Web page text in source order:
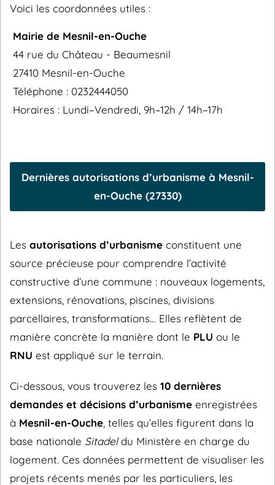
Voici les coordonnées utiles :
Mairie de Mesnil-en-Ouche
44 rue du Château - Beaumesnil
27410 Mesnil-en-Ouche
Téléphone : 0232444050
Horaires : Lundi–Vendredi, 9h–12h / 14h–17h
Dernières autorisations d’urbanisme à Mesnil-
en-Ouche (27330)
Les autorisations d’urbanisme constituent une
source précieuse pour comprendre l’activité
constructive d’une commune : nouveaux logements,
extensions, rénovations, piscines, divisions
parcellaires, transformations… Elles reflètent de
manière concrète la manière dont le PLU ou le
RNU est appliqué sur le terrain.
Ci-dessous, vous trouverez les 10 dernières
demandes et décisions d’urbanisme enregistrées
à Mesnil-en-Ouche , telles qu’elles figurent dans la
base nationale Sitadeldu Ministère en charge du
logement. Ces données permettent de visualiser les
projets récents menés par les particuliers, les